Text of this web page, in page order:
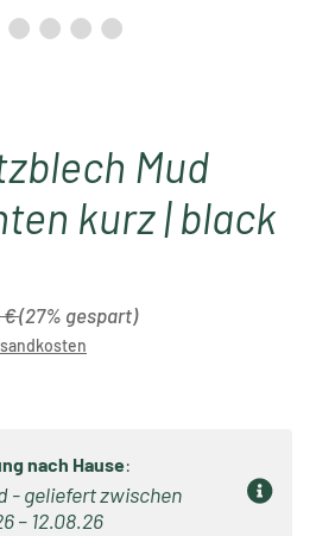
Mud
kurz | black
Preis:
€(27% gespart)
nach Hause:
- geliefert zwischen
– 12.08.26